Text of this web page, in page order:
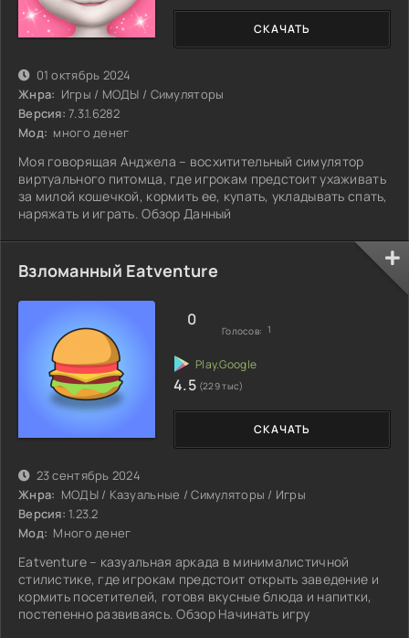
01 октябрь 2024
Жнра: Игры / МОДЫ / Симуляторы
Версия: 7.3.1.6282
Мод: много денег
Моя говорящая Анджела – восхитительный симулятор
виртуального питомца, где игрокам предстоит ухаживать
за милой кошечкой, кормить ее, купать, укладывать спать,
наряжать и играть. Обзор Данный
СКАЧАТЬ
Взломанный Eatventure
23 сентябрь 2024
Жнра: МОДЫ / Казуальные / Симуляторы / Игры
Версия: 1.23.2
Мод: Много денег
Eatventure – казуальная аркада в минималистичной
стилистике, где игрокам предстоит открыть заведение и
кормить посетителей, готовя вкусные блюда и напитки,
постепенно развиваясь. Обзор Начинать игру
СКАЧАТЬ
0
Голосов: 1
4.5 (229 тыс)